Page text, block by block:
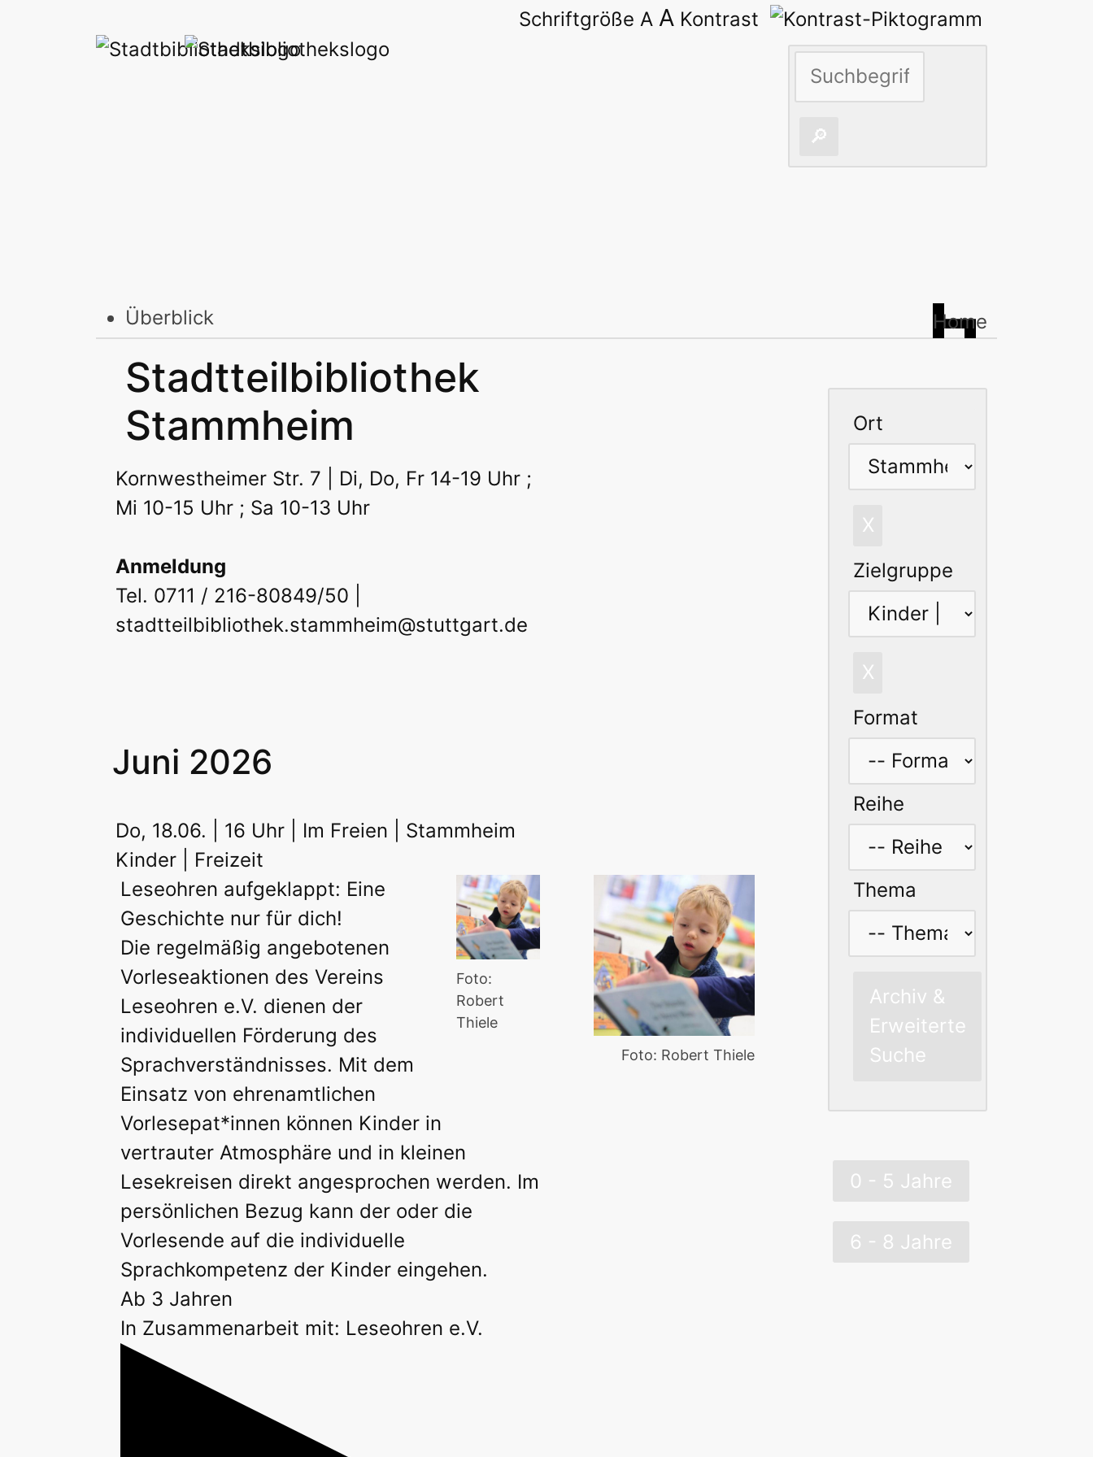
Schriftgröße A A Kontrast
Überblick
Stadtbibliothek am Mailänder Platz
Erwachsene Jugend | Freizeit Kinder | Freizeit
Stadtteilbibliotheken
Erwachsene Jugend | Freizeit
Home
Ort
X
Zielgruppe
X
Format
Reihe
Thema
Archiv &
Erweiterte
Suche
0 - 5 Jahre
6 - 8 Jahre
Stadtteilbibliothek
Stammheim
Kornwestheimer Str. 7 | Di, Do, Fr 14-19 Uhr ;
Mi 10-15 Uhr ; Sa 10-13 Uhr
Anmeldung
Tel. 0711 / 216-80849/50 |
stadtteilbibliothek.stammheim@stuttgart.de
Juni 2026
Do, 18.06. | 16 Uhr | Im Freien | Stammheim
Kinder | Freizeit
Foto:
Robert
Thiele
Leseohren aufgeklappt: Eine
Geschichte nur für dich!
Die regelmäßig angebotenen
Vorleseaktionen des Vereins
Leseohren e.V. dienen der
individuellen Förderung des
Sprachverständnisses. Mit dem
Einsatz von ehrenamtlichen
Vorlesepat*innen können Kinder in
vertrauter Atmosphäre und in kleinen
Lesekreisen direkt angesprochen werden. Im
persönlichen Bezug kann der oder die
Vorlesende auf die individuelle
Sprachkompetenz der Kinder eingehen.
Ab 3 Jahren
In Zusammenarbeit mit: Leseohren e.V.
Foto: Robert Thiele